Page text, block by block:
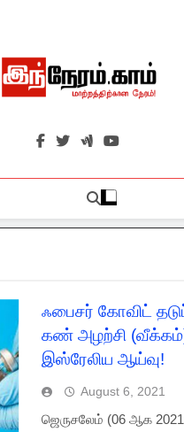
இந்நேரம்.காம்
செய்திகளுக்கு அப்பால்…
ஃபைசர் கோவிட்
கண் அழற்சி
இஸ்ரேலிய ஆய்வு!
August 6, 2021
ஜெருசலேம் (06 ஆக